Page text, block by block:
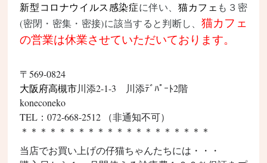
新型コロナウイルス感染症に伴い、 猫カフェ も３密
(密閉・密集・密接)に該当すると判断し、 猫カフェ
の営業は休業させていただいております。
〒569-0824
大阪府高槻市川添2-1-3 川添ﾃﾞﾊﾟｰﾄ2階
koneconeko
TEL：072-668-2512 （非通知不可）
＊＊＊＊＊＊＊＊＊＊＊＊＊＊＊＊＊＊＊＊
当店でお買い上げの仔猫ちゃんたちには・・・